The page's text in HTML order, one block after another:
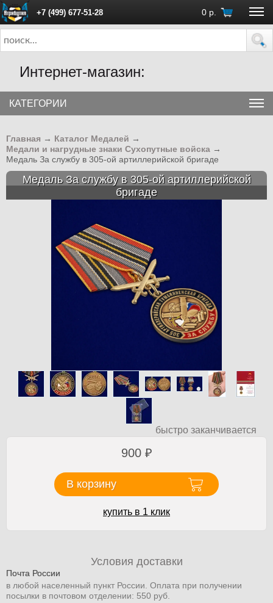
+7 (499) 677-51-28 0 р.
ПН - ПТ с 10:00 до 18:00 (Москва)
Интернет-магазин:
КАТЕГОРИИ
Главная → Каталог Медалей →
Медали и нагрудные знаки Сухопутные войска →
Медаль За службу в 305-ой артиллерийской бригаде
Медаль За службу в 305-ой артиллерийской
бригаде
быстро заканчивается
900 ₽
В корзину
купить в 1 клик
Условия доставки
Почта России
в любой населенный пункт России. Оплата при получении
посылки в почтовом отделении: 550 руб.